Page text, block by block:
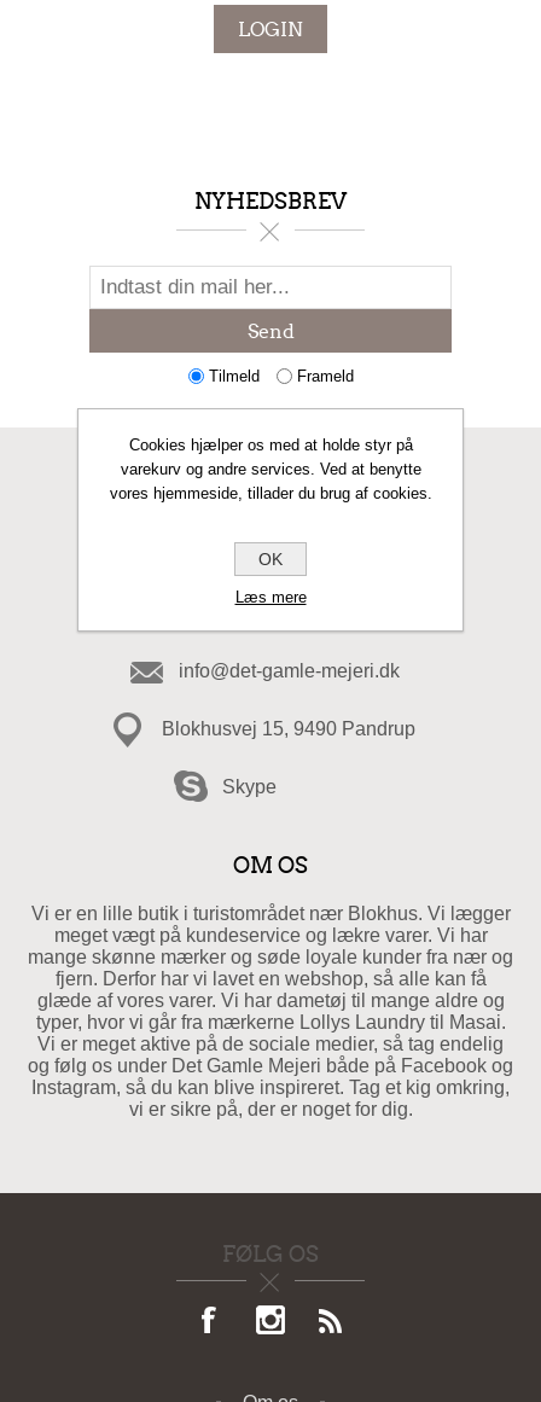
LOGIN
NYHEDSBREV
Send
Tilmeld Frameld
KONTAKT OS
info@det-gamle-mejeri.dk
Blokhusvej 15, 9490 Pandrup
Skype
OM OS
Vi er en lille butik i turistområdet nær Blokhus. Vi lægger
meget vægt på kundeservice og lækre varer. Vi har
mange skønne mærker og søde loyale kunder fra nær og
fjern. Derfor har vi lavet en webshop, så alle kan få
glæde af vores varer. Vi har dametøj til mange aldre og
typer, hvor vi går fra mærkerne Lollys Laundry til Masai.
Vi er meget aktive på de sociale medier, så tag endelig
og følg os under Det Gamle Mejeri både på Facebook og
Instagram, så du kan blive inspireret. Tag et kig omkring,
vi er sikre på, der er noget for dig.
FØLG OS
Cookies hjælper os med at holde styr på
varekurv og andre services. Ved at benytte
vores hjemmeside, tillader du brug af cookies.
OK
Læs mere